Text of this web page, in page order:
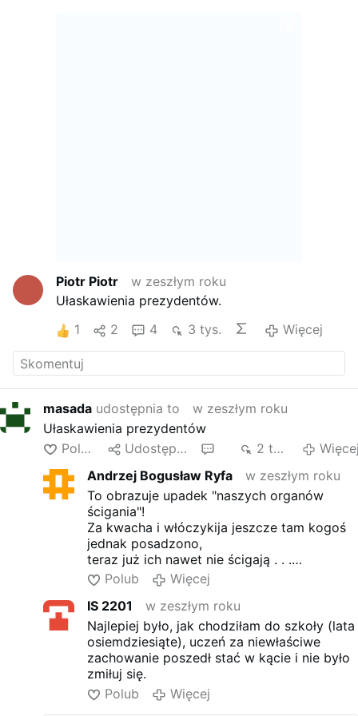
Piotr Piotr
w zeszłym roku
Ułaskawienia prezydentów.
1
2 4 3 tys. Więcej
masada udostępnia to
w zeszłym roku
Ułaskawienia prezydentów
Polub
Udostępnij 2 tys.
Andrzej Bogusław Ryfa
w zeszłym roku
To obrazuje upadek "naszych organów
ścigania"!
Za kwacha i włóczykija jeszcze tam kogoś
jednak posadzono,
teraz już ich nawet nie ścigają . . .
Oto prawdziwy odczyt tych statystyk . . .
Polub
Więcej
IS 2201
w zeszłym roku
Najlepiej było, jak chodziłam do szkoły (lata
osiemdziesiąte), uczeń za niewłaściwe
zachowanie poszedł stać w kącie i nie było
zmiłuj się.
Polub
Więcej